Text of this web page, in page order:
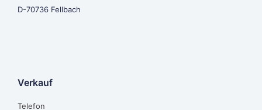
D-70736 Fellbach
Verkauf
Telefon